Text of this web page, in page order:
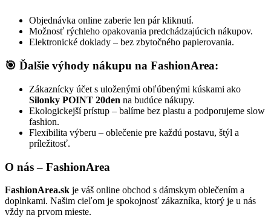
Objednávka online zaberie len pár kliknutí.
Možnosť rýchleho opakovania predchádzajúcich nákupov.
Elektronické doklady – bez zbytočného papierovania.
🎯 Ďalšie výhody nákupu na FashionArea:
Zákaznícky účet s uloženými obľúbenými kúskami ako
Silonky POINT 20den na budúce nákupy.
Ekologickejší prístup – balíme bez plastu a podporujeme slow
fashion.
Flexibilita výberu – oblečenie pre každú postavu, štýl a
príležitosť.
O nás – FashionArea
FashionArea.sk je váš online obchod s dámskym oblečením a
doplnkami. Našim cieľom je spokojnosť zákazníka, ktorý je u nás
vždy na prvom mieste.